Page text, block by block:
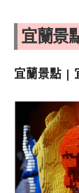
宜蘭景
宜蘭景點 |